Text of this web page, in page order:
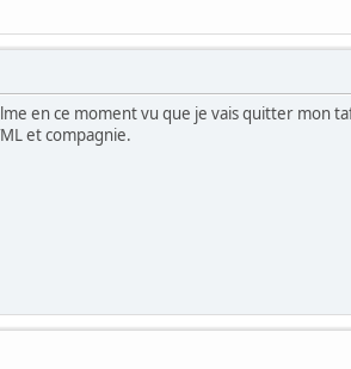
en ce moment vu que je vais quitter mon
et compagnie.